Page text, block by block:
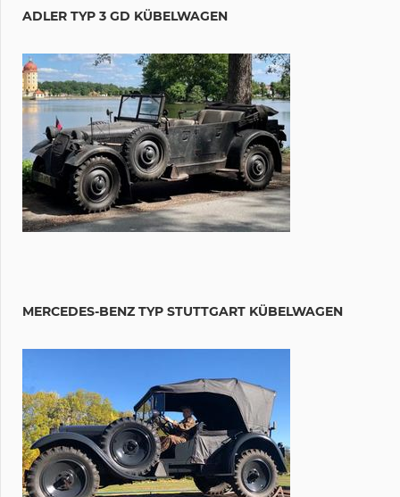
ADLER TYP 3 GD KÜBELWAGEN
MERCEDES-BENZ TYP STUTTGART KÜBELWAGEN